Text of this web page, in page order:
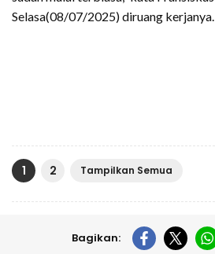
Selasa(08/07/2025) diruang kerjanya.
1 2 Tampilkan Semua
Bagikan: